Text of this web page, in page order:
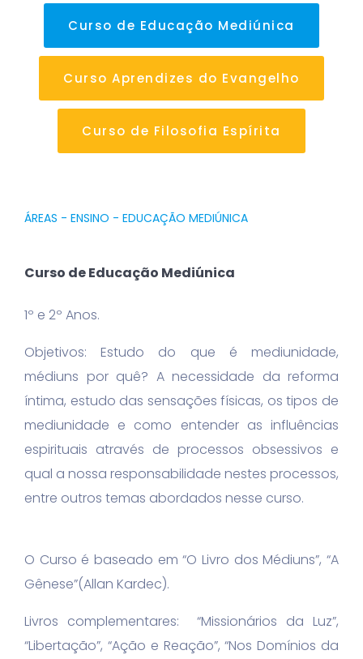
Curso de Educação Mediúnica
Curso Aprendizes do Evangelho
Curso de Filosofia Espírita
ÁREAS - ENSINO - EDUCAÇÃO MEDIÚNICA
Curso de Educação Mediúnica
1º e 2º Anos.
Objetivos: Estudo do que é mediunidade,
médiuns por quê? A necessidade da reforma
íntima, estudo das sensações físicas, os tipos de
mediunidade e como entender as influências
espirituais através de processos obsessivos e
qual a nossa responsabilidade nestes processos,
entre outros temas abordados nesse curso.
O Curso é baseado em “O Livro dos Médiuns”, “A
Gênese”(Allan Kardec).
Livros complementares: “Missionários da Luz”,
“Libertação”, “Ação e Reação”, “Nos Domínios da